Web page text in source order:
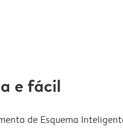
e fácil
de Esquema